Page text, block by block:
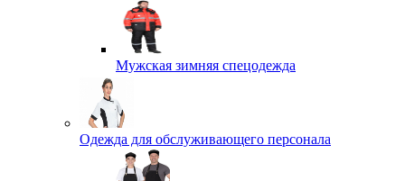
Мужская зимняя спецодежда
Одежда для обслуживающего персонала